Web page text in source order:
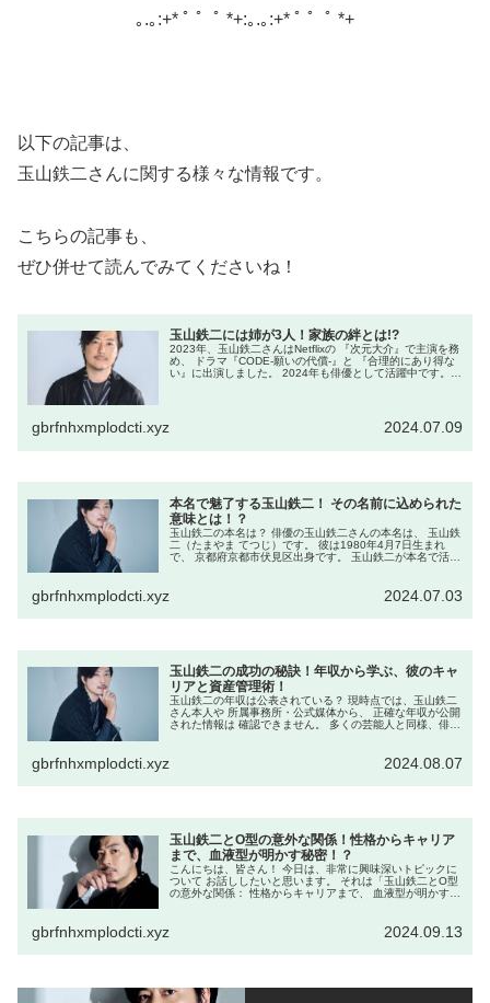
｡.｡:+* ﾟ ゜ﾟ *+:｡.｡:+* ﾟ ゜ﾟ *+
以下の記事は、
玉山鉄二さんに関する様々な情報です。
こちらの記事も、
ぜひ併せて読んでみてくださいね！
玉山鉄二には姉が3人！家族の絆とは!?
2023年、玉山鉄二さんはNetflixの 『次元大介』で主演を務
め、 ドラマ『CODE-願いの代償-』と 『合理的にあり得な
い』に出演しました。 2024年も俳優として活躍中です。
gbrfnhxmplodcti.xyz 2024.07.09
本名で魅了する玉山鉄二！ その名前に込められた
意味とは！？
玉山鉄二の本名は？ 俳優の玉山鉄二さんの本名は、 玉山鉄
二（たまやま てつじ）です。 彼は1980年4月7日生まれ
で、 京都府京都市伏見区出身です。 玉山鉄二が本名で活動
gbrfnhxmplodcti.xyz 2024.07.03
玉山鉄二の成功の秘訣！年収から学ぶ、彼のキャ
リアと資産管理術！
玉山鉄二の年収は公表されている？ 現時点では、玉山鉄二
さん本人や 所属事務所・公式媒体から、 正確な年収が公開
された情報は 確認できません。 多くの芸能人と同様、俳優
gbrfnhxmplodcti.xyz 2024.08.07
玉山鉄二とO型の意外な関係！性格からキャリア
まで、血液型が明かす秘密！？
こんにちは、皆さん！ 今日は、非常に興味深いトピックに
ついて お話ししたいと思います。 それは「玉山鉄二とO型
の意外な関係： 性格からキャリアまで、 血液型が明かす秘
gbrfnhxmplodcti.xyz 2024.09.13